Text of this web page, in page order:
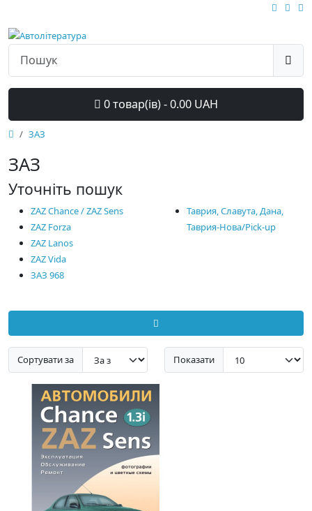
0 товар(ів) - 0.00 UAH
ЗАЗ
ЗАЗ
Уточніть пошук
ZAZ Chance / ZAZ Sens
ZAZ Forza
ZAZ Lanos
ZAZ Vida
ЗАЗ 968
Таврия, Славута, Дана,
Таврия-Нова/Pick-up
Сортувати за Показати